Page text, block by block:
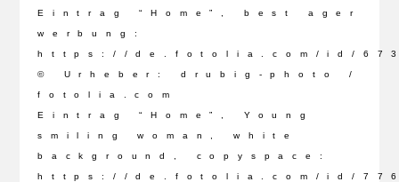
Eintrag “Home”, best ager
werbung:
https://de.fotolia.com/id/
© Urheber: drubig-photo /
fotolia.com
Eintrag “Home”, Young
smiling woman, white
background, copyspace:
https://de.fotolia.com/id/